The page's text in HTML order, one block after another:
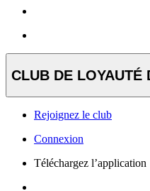
CLUB DE LOYAUTÉ
Rejoignez le club
Connexion
Téléchargez l’application